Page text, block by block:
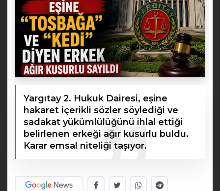
Yargıtay 2. Hukuk Dairesi, eşine
hakaret içerikli sözler söylediği ve
sadakat yükümlülüğünü ihlal ettiği
belirlenen erkeği ağır kusurlu buldu.
Karar emsal niteliği taşıyor.